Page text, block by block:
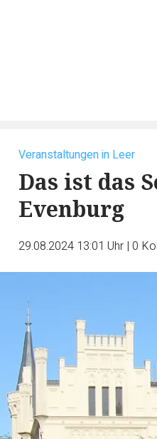
Veranstaltungen in Leer
Das ist das
Evenburg
29.08.2024 13:01 Uhr | 0